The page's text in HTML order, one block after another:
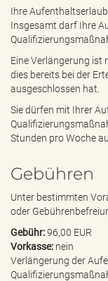
Ihre
Insgesamt darf Ihre
Eine Verlängerung ist
dies bereits bei der
ausgeschlossen hat.
Sie dürfen mit Ihrer
Stunden pro Woche
Gebühren
Unter bestimmten
oder
Gebühr:96,00 EUR
Vorkasse: nein
Verlängerung der